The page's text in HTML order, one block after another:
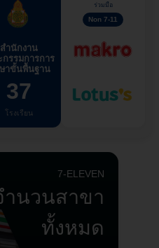
สำนักงาน
รรมการการ
าขั้นพื้นฐาน
37
โรงเรียน
ร่วมมือ
Non 7-11
7-ELEVEN
ำนวนสาขา
ทั้งหมด